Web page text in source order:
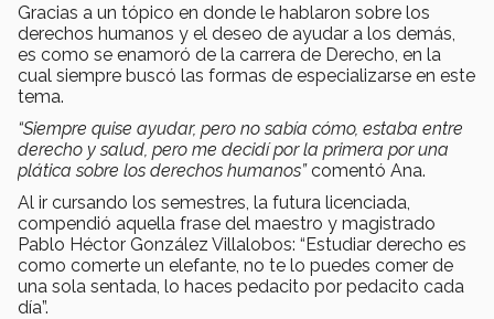
Gracias a un tópico en donde le hablaron sobre los
derechos humanos y el deseo de ayudar a los demás,
es como se enamoró de la carrera de Derecho, en la
cual siempre buscó las formas de especializarse en este
tema.
“Siempre quise ayudar, pero no sabía cómo, estaba entre
derecho y salud, pero me decidí por la primera por una
plática sobre los derechos humanos”comentó Ana.
Al ir cursando los semestres, la futura licenciada,
compendió aquella frase del maestro y magistrado
Pablo Héctor González Villalobos: “Estudiar derecho es
como comerte un elefante, no te lo puedes comer de
una sola sentada, lo haces pedacito por pedacito cada
día”.